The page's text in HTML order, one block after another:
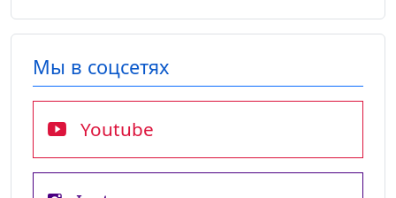
Мы в соцсетях
Youtube